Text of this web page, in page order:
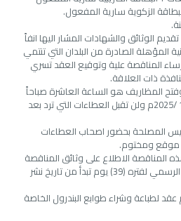
الزكوية سارية المفعول.
الوثائق والشهادات المشار اليها انفاً
المؤهلة الصادرة من البلدان التي تنتمي
المناقصة علية وتوقيع العقد تسري
ذات العلاقة.
المظاريف هو الساعة العاشرة صباحاً
من يوم الأحد الموافق: 5 / 10 /2025م ولن تقبل العطاءات التي ترد بعد
المصلحة بحضور اصحاب العطاءات
موقع ومختوم.
المناقصة الاطلاع على وثائق المناقصة
قبل شرائها وذلك خلال الدوام الرسمي لفتره (39) يوم تبدأ من تاريخ نشر
لطباعة وشراء طوابع البندرول الخاصة